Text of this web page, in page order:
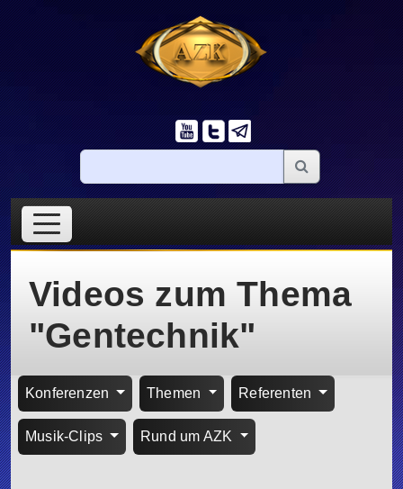
Videos zum Thema
"Gentechnik"
Konferenzen Themen Referenten
Musik-Clips Rund um AZK